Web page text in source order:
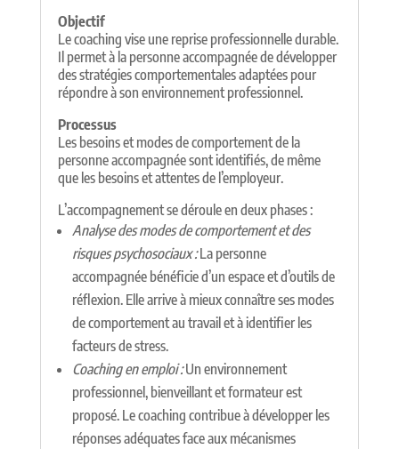
Objectif
Le coaching vise une reprise professionnelle durable.
Il permet à la personne accompagnée de développer
des stratégies comportementales adaptées pour
répondre à son environnement professionnel.
Processus
Les besoins et modes de comportement de la
personne accompagnée sont identifiés, de même
que les besoins et attentes de l’employeur.
L’accompagnement se déroule en deux phases :
Analyse des modes de comportement et des
risques psychosociaux :La personne
accompagnée bénéficie d’un espace et d’outils de
réflexion. Elle arrive à mieux connaître ses modes
de comportement au travail et à identifier les
facteurs de stress.
Coaching en emploi :Un environnement
professionnel, bienveillant et formateur est
proposé. Le coaching contribue à développer les
réponses adéquates face aux mécanismes